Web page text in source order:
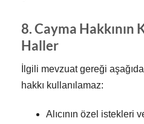
8. Cayma Hakkının
Haller
İlgili mevzuat gereği
hakkı kullanılamaz:
Alıcının özel istekleri